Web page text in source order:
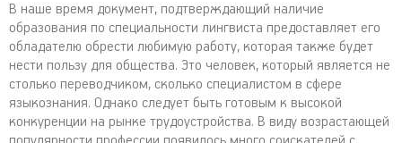
В наше время документ, подтверждающий наличие
образования по специальности лингвиста предоставляет его
обладателю обрести любимую работу, которая также будет
нести пользу для общества. Это человек, который является не
столько переводчиком, сколько специалистом в сфере
языкознания. Однако следует быть готовым к высокой
конкуренции на рынке трудоустройства. В виду возрастающей